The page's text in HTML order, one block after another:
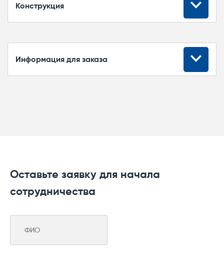
Конструкция
Информация для заказа
Оставьте заявку для начала
сотрудничества